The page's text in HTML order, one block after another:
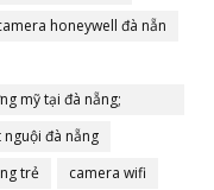
honeywell đà nẵn
mỹ tại đà nẵng;
đà nẵng
trẻ
camera wifi